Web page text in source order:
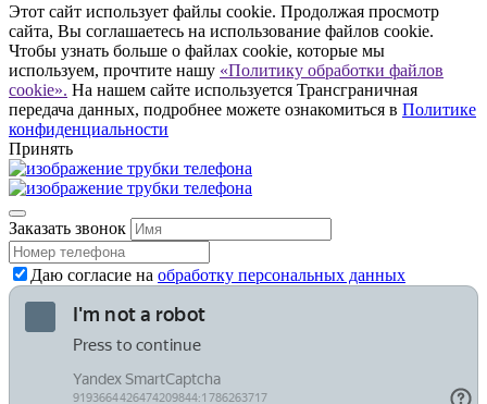
Этот сайт использует файлы cookie. Продолжая просмотр
сайта, Вы соглашаетесь на использование файлов cookie.
Чтобы узнать больше о файлах cookie, которые мы
используем, прочтите нашу «Политику обработки файлов
cookie». На нашем сайте используется Трансграничная
передача данных, подробнее можете ознакомиться в Политике
конфиденциальности
Принять
Заказать звонок
Даю согласие на обработку персональных данных